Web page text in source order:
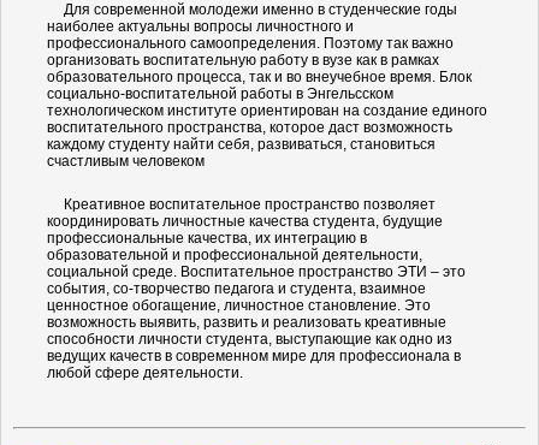
Для современной молодежи именно в студенческие годы
наиболее актуальны вопросы личностного и
профессионального самоопределения. Поэтому так важно
организовать воспитательную работу в вузе как в рамках
образовательного процесса, так и во внеучебное время. Блок
социально-воспитательной работы в Энгельсском
технологическом институте ориентирован на создание единого
воспитательного пространства, которое даст возможность
каждому студенту найти себя, развиваться, становиться
счастливым человеком
Креативное воспитательное пространство позволяет
координировать личностные качества студента, будущие
профессиональные качества, их интеграцию в
образовательной и профессиональной деятельности,
социальной среде. Воспитательное пространство ЭТИ – это
события, со-творчество педагога и студента, взаимное
ценностное обогащение, личностное становление. Это
возможность выявить, развить и реализовать креативные
способности личности студента, выступающие как одно из
ведущих качеств в современном мире для профессионала в
любой сфере деятельности.